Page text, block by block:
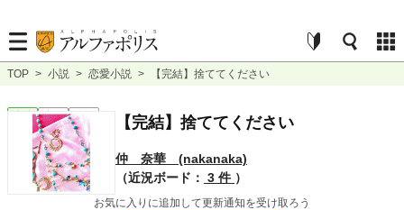
TOP > 小説 > 恋愛小説 > 【完結】捨ててください
完結 短編 【完結】捨ててください
仲 奈華 (nakanaka)
（近況ボード： 3 件 ）
お気に入りに追加して更新通知を受け取ろう